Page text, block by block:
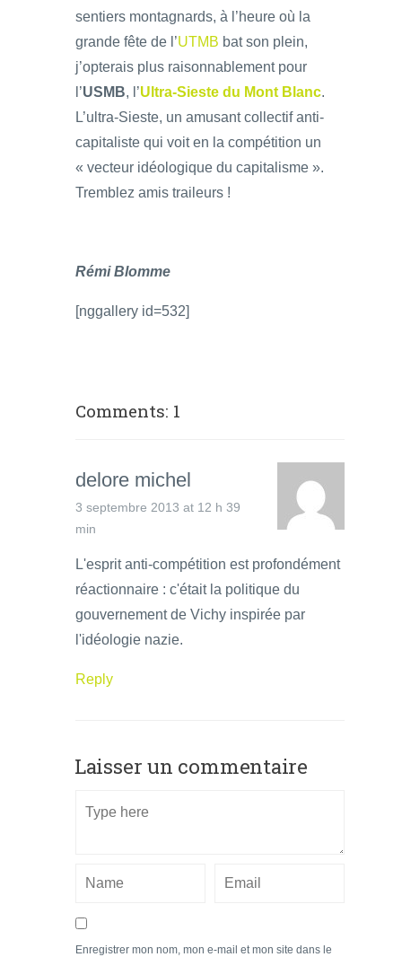
sentiers montagnards, à l’heure où la
grande fête de l’UTMB bat son plein,
j’opterais plus raisonnablement pour
l’USMB, l’Ultra-Sieste du Mont Blanc.
L’ultra-Sieste, un amusant collectif anti-
capitaliste qui voit en la compétition un
« vecteur idéologique du capitalisme ».
Tremblez amis traileurs !
Rémi Blomme
[nggallery id=532]
Comments: 1
delore michel
3 septembre 2013 at 12 h 39
min
L'esprit anti-compétition est profondément
réactionnaire : c'était la politique du
gouvernement de Vichy inspirée par
l'idéologie nazie.
Reply
Laisser un commentaire
Enregistrer mon nom, mon e-mail et mon site dans le